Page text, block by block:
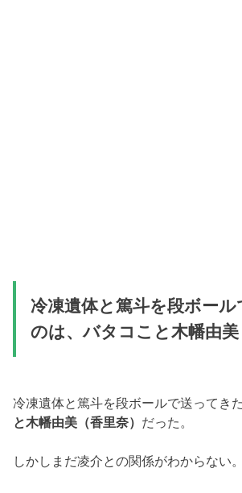
冷凍遺体と篤斗を段ボール
のは、バタコこと木幡由美
冷凍遺体と篤斗を段ボールで送ってき
と木幡由美（香里奈） だった。
しかしまだ凌介との関係がわからない。